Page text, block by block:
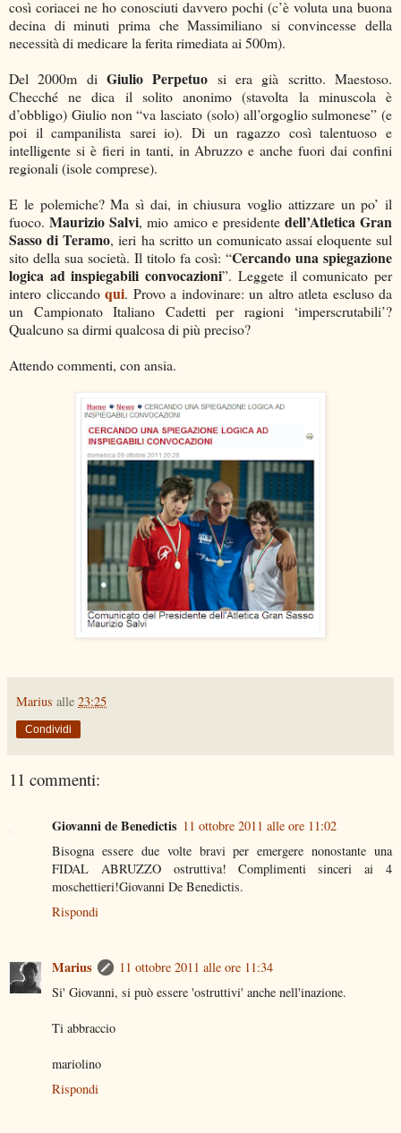
così coriacei ne ho conosciuti davvero pochi (c’è voluta una buona
decina di minuti prima che Massimiliano si convincesse della
necessità di medicare la ferita rimediata ai 500m).
Del 2000m di Giulio Perpetuo si era già scritto. Maestoso.
Checché ne dica il solito anonimo (stavolta la minuscola è
d’obbligo) Giulio non “va lasciato (solo) all’orgoglio sulmonese” (e
poi il campanilista sarei io). Di un ragazzo così talentuoso e
intelligente si è fieri in tanti, in Abruzzo e anche fuori dai confini
regionali (isole comprese).
E le polemiche? Ma sì dai, in chiusura voglio attizzare un po’ il
fuoco.Maurizio Salvi, mio amico e presidente dell’Atletica Gran
Sasso di Teramo, ieri ha scritto un comunicato assai eloquente sul
sito della sua società. Il titolo fa così: “Cercando una spiegazione
logica ad inspiegabili convocazioni”. Leggete il comunicato per
intero cliccando qui. Provo a indovinare: un altro atleta escluso da
un Campionato Italiano Cadetti per ragioni ‘imperscrutabili’?
Qualcuno sa dirmi qualcosa di più preciso?
Attendo commenti, con ansia.
Marius alle 23:25
Condividi
11 commenti:
Giovanni de Benedictis 11 ottobre 2011 alle ore 11:02
Bisogna essere due volte bravi per emergere nonostante una
FIDAL ABRUZZO ostruttiva! Complimenti sinceri ai 4
moschettieri!Giovanni De Benedictis.
Rispondi
Marius
11 ottobre 2011 alle ore 11:34
Si' Giovanni, si può essere 'ostruttivi' anche nell'inazione.
Ti abbraccio
mariolino
Rispondi